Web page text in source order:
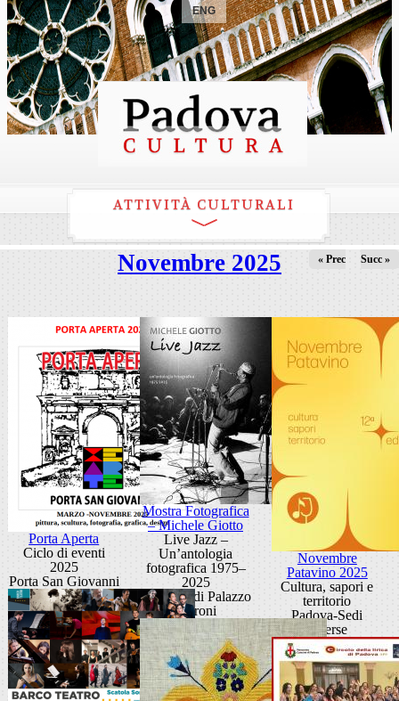
ENG
ATTIVITÀ CULTURALI
Novembre 2025 « Prec Succ »
Porta Aperta
Ciclo di eventi
2025
Porta San Giovanni
Mostra Fotografica
– Michele Giotto
Live Jazz –
Un’antologia
fotografica 1975–
2025
Scuderie di Palazzo
Moroni
Novembre
Patavino 2025
Cultura, sapori e
territorio
Padova-Sedi
diverse